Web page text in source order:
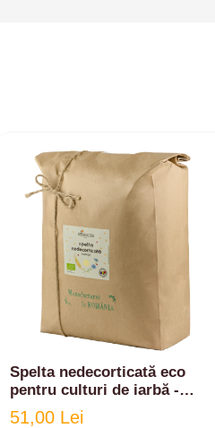
Spelta nedecorticată eco
pentru culturi de iarbă -
sucuri iarbă de grâu | 3kg
51,00 Lei